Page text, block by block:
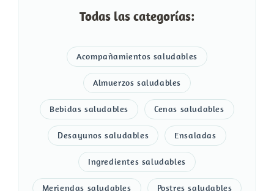
Todas las categorías:
Acompañamientos saludables
Almuerzos saludables
Bebidas saludables Cenas saludables
Desayunos saludables Ensaladas
Ingredientes saludables
Meriendas saludables Postres saludables